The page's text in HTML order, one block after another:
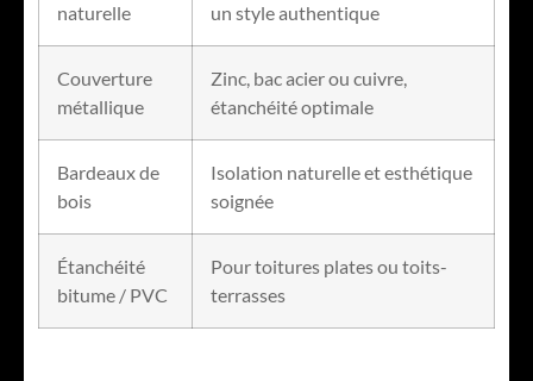
naturelle
un style authentique
Couverture
métallique
Zinc, bac acier ou cuivre,
étanchéité optimale
Bardeaux de
bois
Isolation naturelle et esthétique
soignée
Étanchéité
bitume / PVC
Pour toitures plates ou toits-
terrasses